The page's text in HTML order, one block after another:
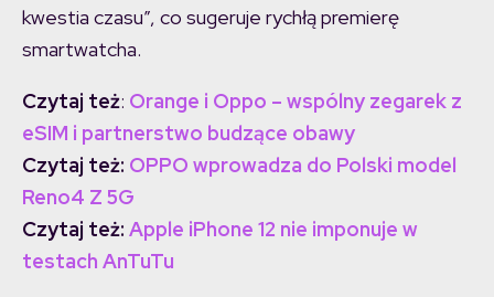
kwestia czasu”, co sugeruje rychłą premierę
smartwatcha.
Czytaj też: Orange i Oppo – wspólny zegarek z
eSIM i partnerstwo budzące obawy
Czytaj też: OPPO wprowadza do Polski model
Reno4 Z 5G
Czytaj też: Apple iPhone 12 nie imponuje w
testach AnTuTu